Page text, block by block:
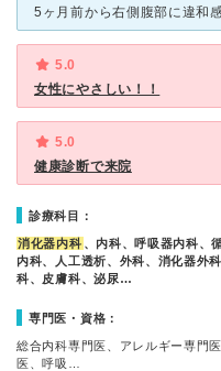
5.0
女性にやさしい！！
5.0
健康診断で来院
診療科目：
消化器内科 、内科、呼吸器内科、
内科、人工透析、外科、消化器外
科、皮膚科、泌尿…
専門医・資格：
総合内科専門医、アレルギー専門
医、呼吸…